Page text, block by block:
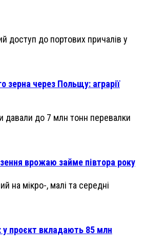
зерна через Польщу: аграрії
врожаю займе півтора року
проєкт вкладають 85 млн